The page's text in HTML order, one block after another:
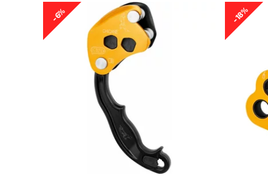
-6% -18%